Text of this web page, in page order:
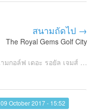
สนามถัดไป →
The Royal Gems Golf City
สนามกอล์ฟ เดอะ รอยัล เจมส์ กอล์ฟ ซิตี้
09 October 2017 - 15:52